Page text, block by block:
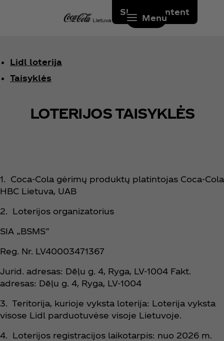
Skip to content
Menu
Lidl loterija
Taisyklės
LOTERIJOS TAISYKLĖS
1. Coca‑Cola gėrimų produktų platintojas Coca‑Cola
HBC Lietuva, UAB
2. Loterijos organizatorius
SIA „BSMS”
Reg. Nr. LV40003471367
Jurid. adresas: Dēļu g. 4, Ryga, LV-1004 Fakt.
adresas: Dēļu g. 4, Ryga, LV-1004
3. Teritorija, kurioje vyksta loterija: Loterija vyksta
visose Lidl parduotuvėse visoje Lietuvoje.
4. Loterijos registracijos laikotarpis: nuo 2026 m.